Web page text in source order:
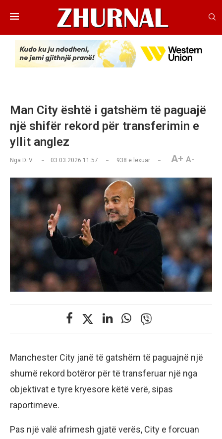
Man City është i gatshëm të paguajë
një shifër rekord për transferimin e
yllit anglez
Nga D. V. 03.03.2026 11:57 938 e lexuar A+ A-
Manchester City janë të gatshëm të paguajnë një
shumë rekord botëror për të transferuar një nga
objektivat e tyre kryesore këtë verë, sipas
raportimeve.
Pas një valë afrimesh gjatë verës, City e forcuan